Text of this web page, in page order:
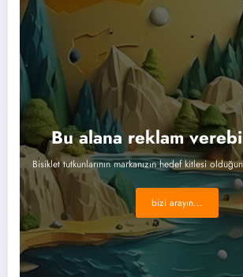
Bu alana reklam
Bisiklet tutkunlarının markanızın hedef kitlesi
bizi arayın...